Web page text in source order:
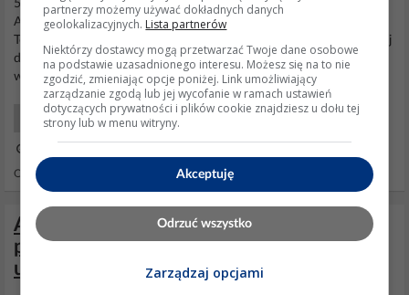
50" QLED 4K 144 Hz Google TV, funkcje AI, Dolby Vision, Dolby
Atmos, DTS:X, HDMI 2.1, DVB-T2. Czy ktoś może pomóc?
Telewizor mi się nie włącza po nieudanej
. Czytałam tutaj
dużo na ten temat i dużo osobom pomogliście. Będę bardzo
wdzięczna za pomoc :) AI: Czy telewizor po próbie...
TV Początkujący
Odpowiedzi: 4 Wyświetleń: 354
Aktualizacja MIO SPIRIT 7500 LM
przerwana instalacja - nawigacja nie
uruchamia się
partnerzy możemy używać dokładnych danych
geolokalizacyjnych. Lista partnerów
Niektórzy dostawcy mogą przetwarzać Twoje dane osobowe
na podstawie uzasadnionego interesu. Możesz się na to nie
zgodzić, zmieniając opcje poniżej. Link umożliwiający
zarządzanie zgodą lub jej wycofanie w ramach ustawień
dotyczących prywatności i plików cookie znajdziesz u dołu tej
strony lub w menu witryny.
Akceptuję
Odrzuć wszystko
Zarządzaj opcjami